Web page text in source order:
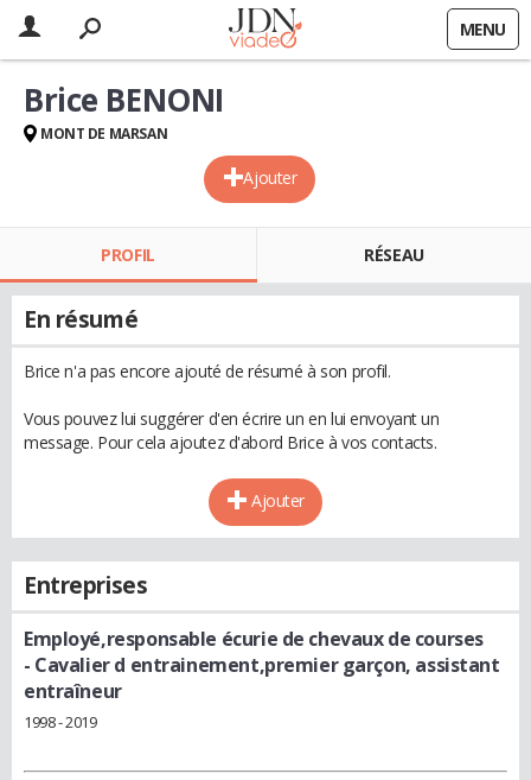
MENU
Ajouter
Brice BENONI
MONT DE MARSAN
PROFIL RÉSEAU
En résumé
Brice n'a pas encore ajouté de résumé à son profil.
Vous pouvez lui suggérer d'en écrire un en lui envoyant un
message. Pour cela ajoutez d'abord Brice à vos contacts.
Ajouter
Entreprises
Employé,responsable écurie de chevaux de courses
- Cavalier d entrainement,premier garçon, assistant
entraîneur
1998 - 2019